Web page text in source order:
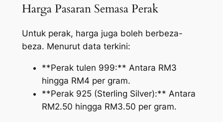
Harga Pasaran Semasa Perak
Untuk perak, harga juga boleh berbeza-
beza. Menurut data terkini:
**Perak tulen 999:** Antara RM3
hingga RM4 per gram.
**Perak 925 (Sterling Silver):** Antara
RM2.50 hingga RM3.50 per gram.